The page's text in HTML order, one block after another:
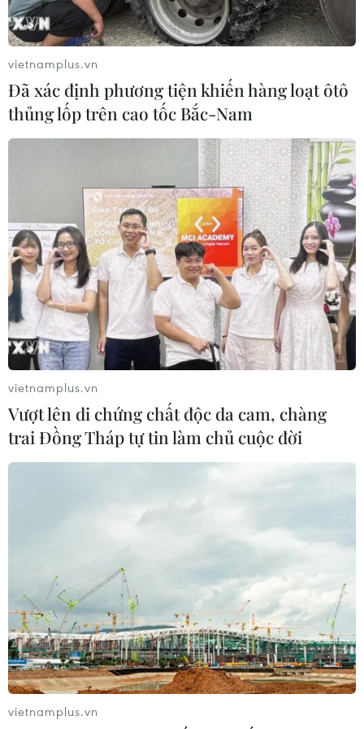
vietnamplus.vn
Đã xác định phương tiện khiến hàng loạt ôtô
thủng lốp trên cao tốc Bắc-Nam
vietnamplus.vn
Vượt lên di chứng chất độc da cam, chàng
trai Đồng Tháp tự tin làm chủ cuộc đời
vietnamplus.vn